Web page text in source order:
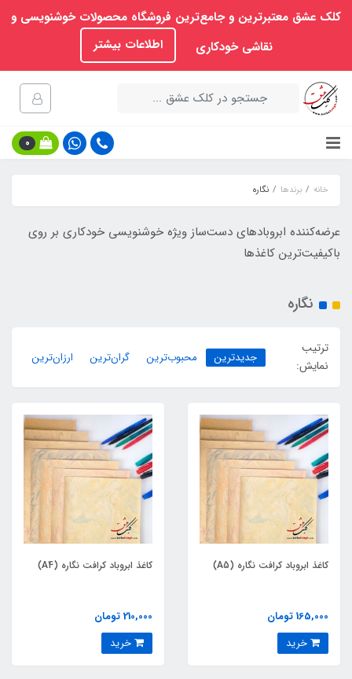
کلک عشق معتبرترین و جامع‌ترین فروشگاه محصولات خوشنویسی و
نقاشی خودکاری
اطلاعات بیشتر
0
خانه برندها نگاره
عرضه‌کننده ابروبادهای دست‌ساز ویژه خوشنویسی خودکاری بر روی
باکیفیت‌ترین کاغذها
نگاره
ترتیب
نمایش:
جدیدترین محبوب‌ترین گران‌ترین ارزان‌ترین
کاغذ ابروباد کرافت نگاره (A5)
165,000 تومان
کاغذ ابروباد کرافت نگاره (A4)
210,000 تومان